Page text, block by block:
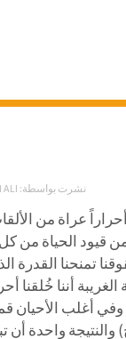
نشرت بواسطة: ALI
عراة من
قيود الحياة من
تمنحنا القدرة
الغريبة أننا
وفي أغلب الأحيان
والنتيجة واحدة أن